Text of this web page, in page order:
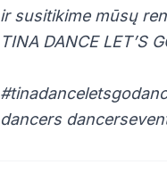
ir susitikime mūsų
TINA DANCE LET’S
dancers